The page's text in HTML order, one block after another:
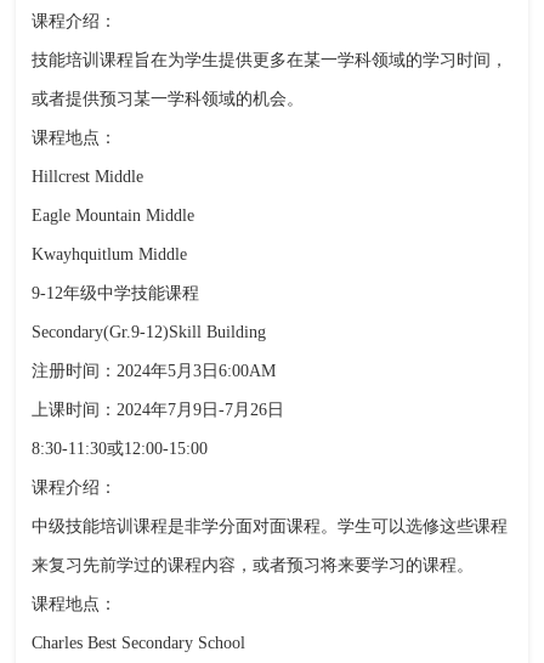
课程介绍：
技能培训课程旨在为学生提供更多在某一学科领域的学习时间，
或者提供预习某一学科领域的机会。
课程地点：
Hillcrest Middle
Eagle Mountain Middle
Kwayhquitlum Middle
9-12年级中学技能课程
Secondary(Gr.9-12)Skill Building
注册时间：2024年5月3日6:00AM
上课时间：2024年7月9日-7月26日
8:30-11:30或12:00-15:00
课程介绍：
中级技能培训课程是非学分面对面课程。学生可以选修这些课程
来复习先前学过的课程内容，或者预习将来要学习的课程。
课程地点：
Charles Best Secondary School